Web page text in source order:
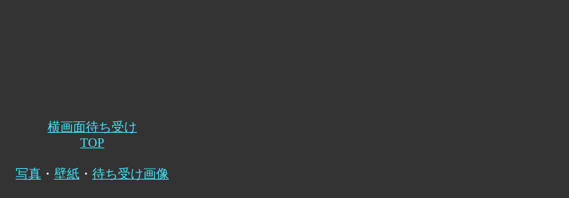
横画面待ち受け
TOP
写真 ・ 壁紙 ・ 待ち受け画像